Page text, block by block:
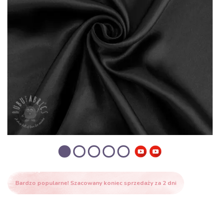
Bardzo popularne! Szacowany koniec sprzedaży za 2 dni